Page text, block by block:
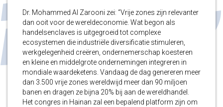
Dr. Mohammed Al Zarooni zei: “Vrije zones zijn relevanter
dan ooit voor de wereldeconomie. Wat begon als
handelsenclaves is uitgegroeid tot complexe
ecosystemen die industriële diversificatie stimuleren,
werkgelegenheid creëren, ondernemerschap koesteren
en kleine en middelgrote ondernemingen integreren in
mondiale waardeketens. Vandaag de dag genereren meer
dan 3.500 vrije zones wereldwijd meer dan 90 miljoen
banen en dragen ze bijna 20% bij aan de wereldhandel.
Het congres in Hainan zal een bepalend platform zijn om